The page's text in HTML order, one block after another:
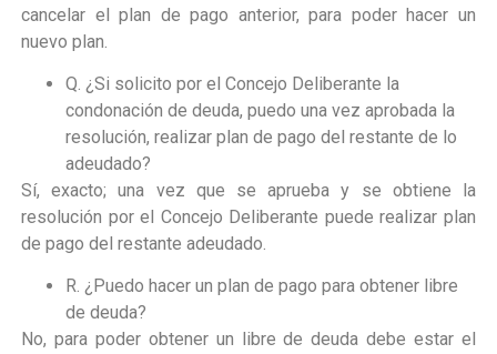
cancelar el plan de pago anterior, para poder hacer un
nuevo plan.
Q. ¿Si solicito por el Concejo Deliberante la
condonación de deuda, puedo una vez aprobada la
resolución, realizar plan de pago del restante de lo
adeudado?
Sí, exacto; una vez que se aprueba y se obtiene la
resolución por el Concejo Deliberante puede realizar plan
de pago del restante adeudado.
R. ¿Puedo hacer un plan de pago para obtener libre
de deuda?
No, para poder obtener un libre de deuda debe estar el